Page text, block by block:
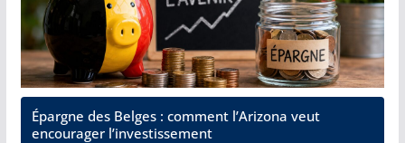
Épargne des Belges : comment l’Arizona veut
encourager l’investissement